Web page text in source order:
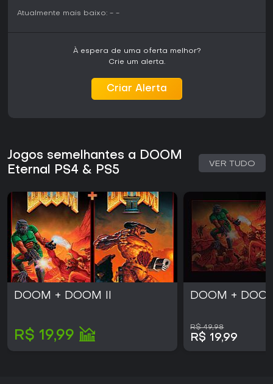
9.25/10 do Game Informer. Críticos elogiam o combate
de cópias logo após o lançamento e gerou mais de $450
Se você curte shooters que exigem movimento constante e
uso esperto de recursos, este entrega valor duradouro,
Atualmente mais baixo: - -
À espera de uma oferta melhor?
Crie um alerta.
Criar Alerta
Jogos semelhantes a DOOM
Eternal PS4 & PS5
VER TUDO
DOOM + DOOM II
R$ 19,99
DOOM +
R$ 49,98
R$ 19,99